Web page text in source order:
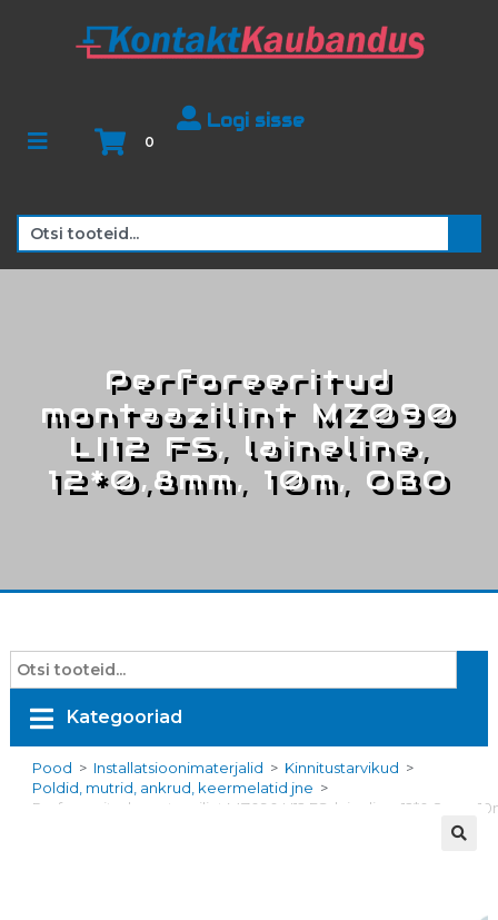
0
Logi sisse
Perforeeritud
montaazilint MZ090
LI12 FS, laineline,
12*0,8mm, 10m, OBO
Kategooriad
Pood > Installatsioonimaterjalid > Kinnitustarvikud >
Poldid, mutrid, ankrud, keermelatid jne >
Perforeeritud montaazilint MZ090 LI12 FS, laineline, 12*0,8mm,